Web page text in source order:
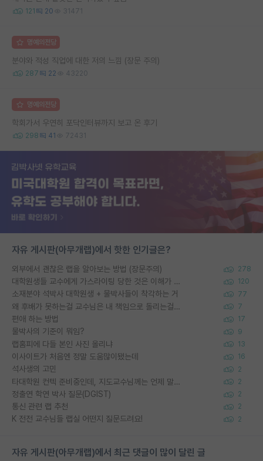
121 20 31471
명예의전당
분야와 적성 직업에 대한 저의 느낌 (장문 주의)
287 22 43220
명예의전당
학회가서 우연히 포닥인터뷰까지 보고 온 후기
298 41 72431
자유 게시판(아무개랩)에서 핫한 인기글은?
외부에서 괜찮은 랩을 알아보는 방법 (장문주의) 278
대학원생들 교수에게 가스라이팅 당한 것은 이해가 갑니다. 안타깝네요. 120
소재분야 석박사 대학원생 + 물박사들이 착각하는 거 77
왜 후배가 못하는걸 교수님은 내 책임으로 돌리는걸까요? 7
편애 하는 방법 17
물박사의 기준이 뭐임? 9
랩홈피에 다들 본인 사진 올리냐 13
이사이트가 처음엔 정말 도움많이됐는데 16
석사생의 고민 2
타대학원 컨텍 준비중인데, 지도교수님께는 언제 말씀드려야 할까요? 2
정출연 학연 박사 질문(DGIST) 2
통신 관련 랩 추천 2
K 전전 교수님들 랩실 어떤지 질문드려요! 2
자유 게시판(아무개랩)에서 최근 댓글이 많이 달린 글